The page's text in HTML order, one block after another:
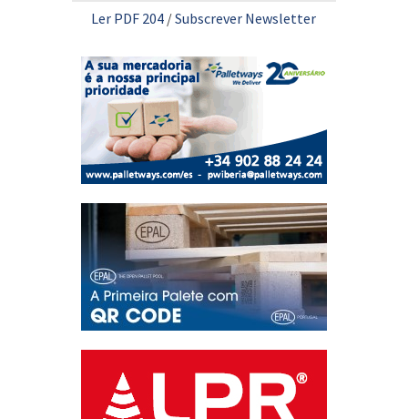
Ler PDF 204 /Subscrever Newsletter